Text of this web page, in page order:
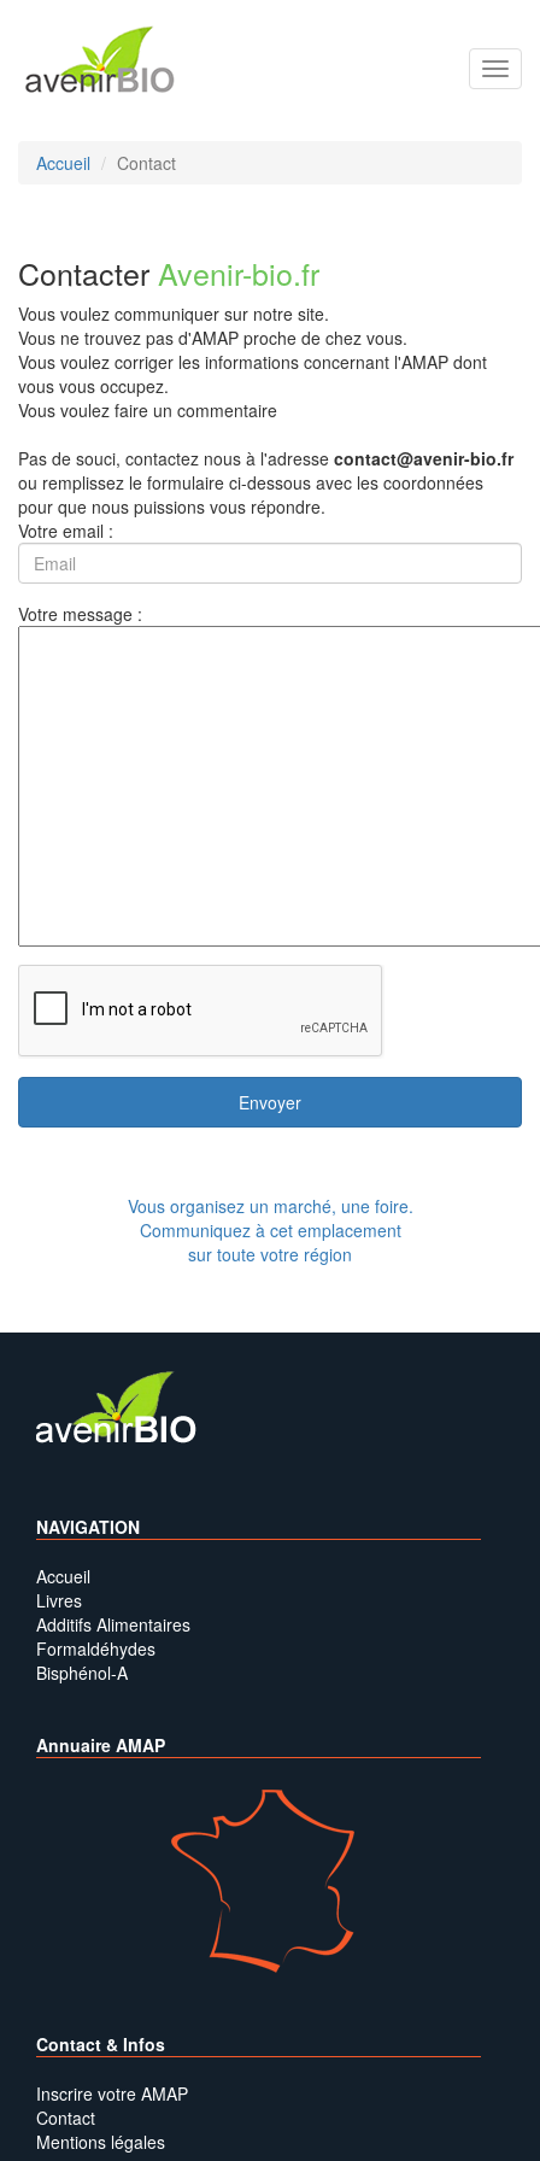
Accueil Contact
Contacter Avenir-bio.fr
Vous voulez communiquer sur notre site.
Vous ne trouvez pas d'AMAP proche de chez vous.
Vous voulez corriger les informations concernant l'AMAP dont
vous vous occupez.
Vous voulez faire un commentaire
Pas de souci, contactez nous à l'adresse contact@avenir-bio.fr
ou remplissez le formulaire ci-dessous avec les coordonnées
pour que nous puissions vous répondre.
Votre email :
Votre message :
Envoyer
Vous organisez un marché, une foire.
Communiquez à cet emplacement
sur toute votre région
NAVIGATION
Accueil
Livres
Additifs Alimentaires
Formaldéhydes
Bisphénol-A
Annuaire AMAP
Contact & Infos
Inscrire votre AMAP
Contact
Mentions légales